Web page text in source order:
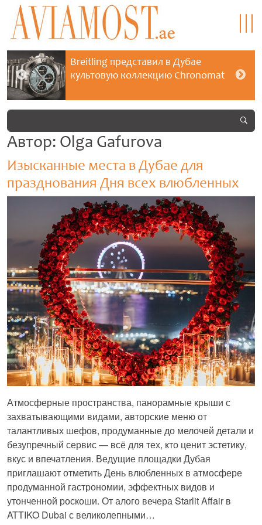
Breitling представил в Дубае
культовую коллекцию Chronomat
Автор: Olga Gafurova
Изысканные места в Дубае для
празднования Дня всех влюбленных
Атмосферные пространства, панорамные крыши с
захватывающими видами, авторские меню от
талантливых шефов, продуманные до мелочей детали и
безупречный сервис — всё для тех, кто ценит эстетику,
вкус и впечатления. Ведущие площадки Дубая
приглашают отметить День влюбленных в атмосфере
продуманной гастрономии, эффектных видов и
утонченной роскоши. От алого вечера Starlit Affair в
ATTIKO Dubai с великолепными…